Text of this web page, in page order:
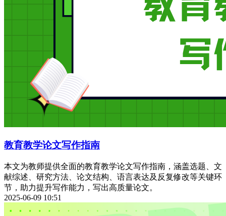
教育教学论文写作指南
本文为教师提供全面的教育教学论文写作指南，涵盖选题、文
献综述、研究方法、论文结构、语言表达及反复修改等关键环
节，助力提升写作能力，写出高质量论文。
2025-06-09 10:51